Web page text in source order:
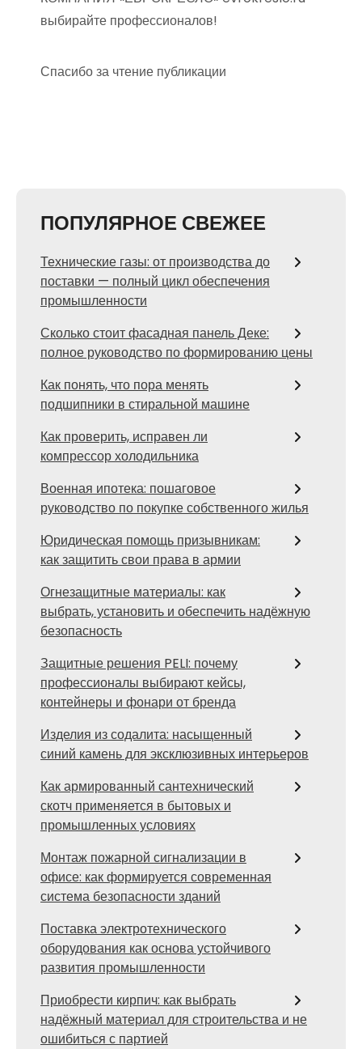
выбирайте профессионалов!
Спасибо за чтение публикации
ПОПУЛЯРНОЕ СВЕЖЕЕ
Технические газы: от производства до
поставки — полный цикл обеспечения
промышленности
Сколько стоит фасадная панель Деке:
полное руководство по формированию цены
Как понять, что пора менять
подшипники в стиральной машине
Как проверить, исправен ли
компрессор холодильника
Военная ипотека: пошаговое
руководство по покупке собственного жилья
Юридическая помощь призывникам:
как защитить свои права в армии
Огнезащитные материалы: как
выбрать, установить и обеспечить надёжную
безопасность
Защитные решения PELI: почему
профессионалы выбирают кейсы,
контейнеры и фонари от бренда
Изделия из содалита: насыщенный
синий камень для эксклюзивных интерьеров
Как армированный сантехнический
скотч применяется в бытовых и
промышленных условиях
Монтаж пожарной сигнализации в
офисе: как формируется современная
система безопасности зданий
Поставка электротехнического
оборудования как основа устойчивого
развития промышленности
Приобрести кирпич: как выбрать
надёжный материал для строительства и не
ошибиться с партией